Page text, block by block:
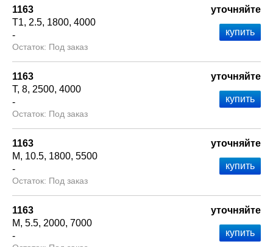
1163
Т1 2.5 1800 4000
-
Под заказ
уточняйте
1163
Т 8 2500 4000
-
Под заказ
уточняйте
1163
М
10.5 1800 5500
-
Под заказ
уточняйте
1163
М 5.5 2000 7000
-
уточняйте